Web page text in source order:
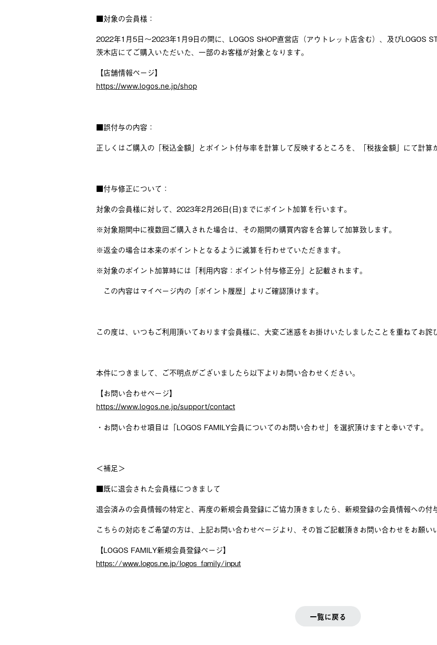
■対象の会員様：
2022年1月5日～2023年1月9日の間に、LOGOS SHOP直営店（アウトレット店含む）、及びLOGOS
茨木店にてご購入いただいた、一部のお客様が対象となります。
【店舗情報ページ】
https://www.logos.ne.jp/shop
■誤付与の内容：
正しくはご購入の「税込金額」とポイント付与率を計算して反映するところを、「税抜金額」にて計算
■付与修正について：
対象の会員様に対して、2023年2月26日(日)までにポイント加算を行います。
※対象期間中に複数回ご購入された場合は、その期間の購買内容を合算して加算致します。
※返金の場合は本来のポイントとなるように減算を行わせていただきます。
※対象のポイント加算時には「利用内容：ポイント付与修正分」と記載されます。
この内容はマイページ内の「ポイント履歴」よりご確認頂けます。
この度は、いつもご利用頂いております会員様に、大変ご迷惑をお掛けいたしましたことを重ねてお詫
本件につきまして、ご不明点がございましたら以下よりお問い合わせください。
【お問い合わせページ】
https://www.logos.ne.jp/support/contact
・お問い合わせ項目は「LOGOS FAMILY会員についてのお問い合わせ」を選択頂けますと幸いです。
＜補足＞
■既に退会された会員様につきまして
退会済みの会員情報の特定と、再度の新規会員登録にご協力頂きましたら、新規登録の会員情報への付
こちらの対応をご希望の方は、上記お問い合わせページより、その旨ご記載頂きお問い合わせをお願い
【LOGOS FAMILY新規会員登録ページ】
https://www.logos.ne.jp/logos_family/input
一覧に戻る